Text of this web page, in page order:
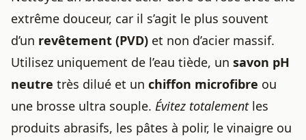
extrême douceur, car il s’agit le plus souvent
d’un revêtement (PVD) et non d’acier massif.
Utilisez uniquement de l’eau tiède, un savon pH
neutre très dilué et un chiffon microfibre ou
une brosse ultra souple. Évitez totalementles
produits abrasifs, les pâtes à polir, le vinaigre ou